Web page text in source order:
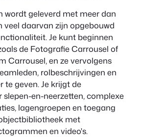
wordt geleverd met meer dan
veel daarvan zijn opgebouwd
Je kunt beginnen
de Fotografie Carrousel of
Carrousel, en ze vervolgens
rolbeschrijvingen en
te geven. Je krijgt de
slepen-en-neerzetten, complexe
lagengroepen en toegang
met
en video's.